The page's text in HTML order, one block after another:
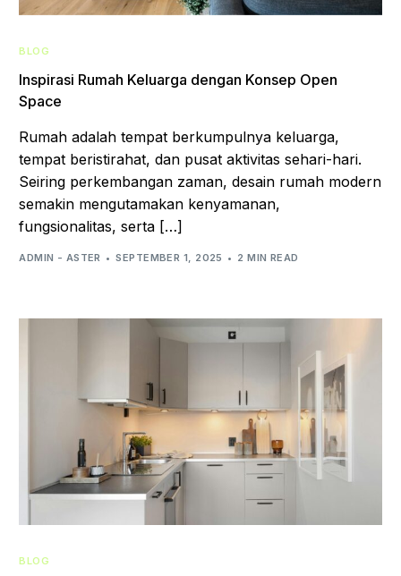
BLOG
Inspirasi Rumah Keluarga dengan Konsep Open
Space
Rumah adalah tempat berkumpulnya keluarga,
tempat beristirahat, dan pusat aktivitas sehari-hari.
Seiring perkembangan zaman, desain rumah modern
semakin mengutamakan kenyamanan,
fungsionalitas, serta […]
ADMIN - ASTER SEPTEMBER 1, 2025 2 MIN READ
BLOG